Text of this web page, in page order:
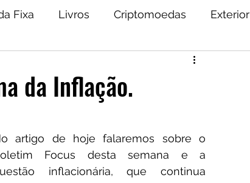
Fixa Livros Criptomoedas Exterior
Fundamentos
da Inflação.
artigo de hoje falaremos sobre o
Focus desta semana e a
inflacionária, que continua